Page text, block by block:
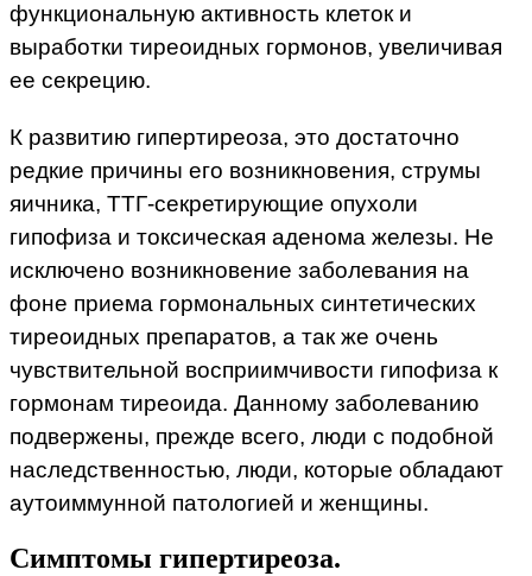
функциональную активность клеток и
выработки тиреоидных гормонов, увеличивая
ее секрецию.
К развитию гипертиреоза, это достаточно
редкие причины его возникновения, струмы
яичника, ТТГ-секретирующие опухоли
гипофиза и токсическая аденома железы. Не
исключено возникновение заболевания на
фоне приема гормональных синтетических
тиреоидных препаратов, а так же очень
чувствительной восприимчивости гипофиза к
гормонам тиреоида. Данному заболеванию
подвержены, прежде всего, люди с подобной
наследственностью, люди, которые обладают
аутоиммунной патологией и женщины.
Симптомы гипертиреоза.